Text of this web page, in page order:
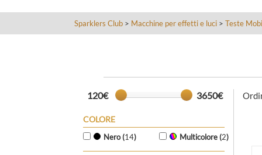
Sparklers Club > Macchine per effetti e luci > Teste
120€ 3650€
COLORE
Nero (14) Multicolore (2)